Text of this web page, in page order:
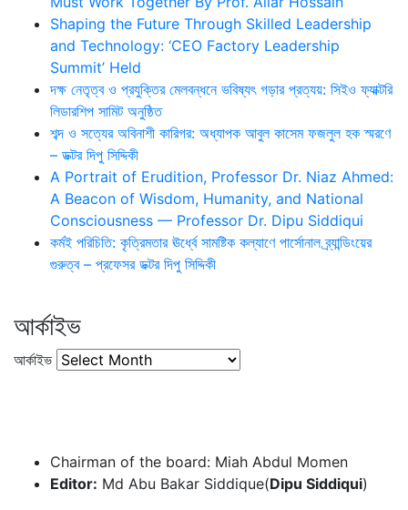
Shaping the Future Through Skilled Leadership
and Technology: ‘CEO Factory Leadership
Summit’ Held
দক্ষ নেতৃত্ব ও প্রযুক্তির মেলবন্ধনে ভবিষ্যৎ গড়ার প্রত্যয়: সিইও ফ্যাক্টরি
লিডারশিপ সামিট অনুষ্ঠিত
শব্দ ও সত্যের অবিনাশী কারিগর: অধ্যাপক আবুল কাসেম ফজলুল হক স্মরণে
– ডক্টর দিপু সিদ্দিকী
A Portrait of Erudition, Professor Dr. Niaz Ahmed:
A Beacon of Wisdom, Humanity, and National
Consciousness — Professor Dr. Dipu Siddiqui
কর্মই পরিচিতি: কৃত্রিমতার ঊর্ধ্বে সামষ্টিক কল্যাণে পার্সোনাল ব্র্যান্ডিংয়ের
গুরুত্ব – প্রফেসর ডক্টর দিপু সিদ্দিকী
আর্কাইভ
আর্কাইভ
Chairman of the board: Miah Abdul Momen
Editor: Md Abu Bakar Siddique(Dipu Siddiqui)